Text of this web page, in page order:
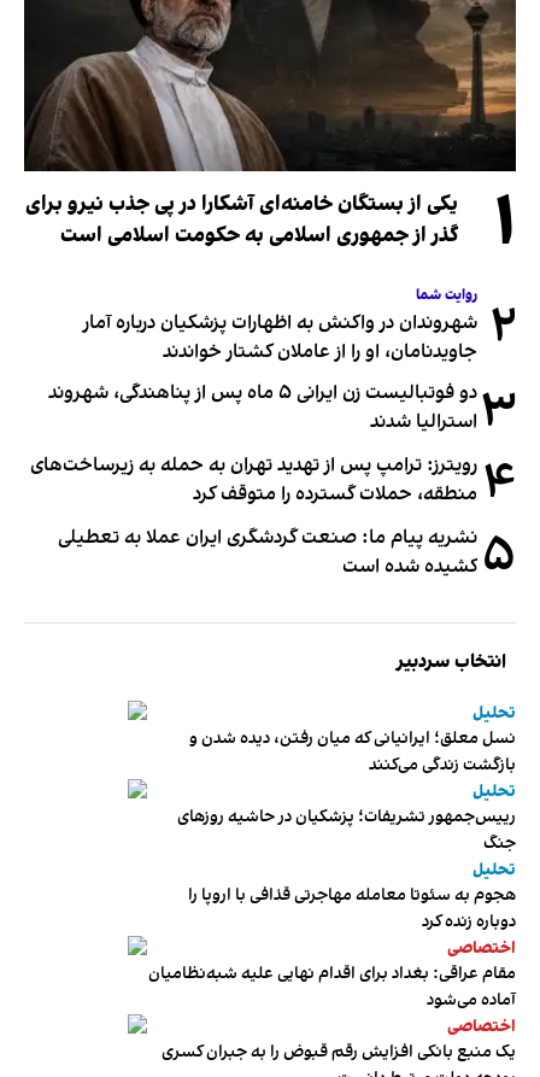
۱
یکی از بستگان خامنه‌ای آشکارا در پی جذب نیرو برای
گذر از جمهوری اسلامی به حکومت اسلامی است
۲ روایت شما
شهروندان در واکنش به اظهارات پزشکیان درباره آمار
جاویدنامان، او را از عاملان کشتار خواندند
۳
دو فوتبالیست زن ایرانی ۵ ماه پس از پناهندگی، شهروند
استرالیا شدند
۴ رویترز: ترامپ پس از تهدید تهران به حمله به زیرساخت‌های
منطقه، حملات گسترده را متوقف کرد
۵ نشریه پیام ما: صنعت گردشگری ایران عملا به تعطیلی
کشیده شده است
انتخاب سردبیر
تحلیل
نسل معلق؛ ایرانیانی که میان رفتن، دیده شدن و
بازگشت زندگی می‌کنند
تحلیل
رییس‌جمهور تشریفات؛ پزشکیان در حاشیه روزهای
جنگ
تحلیل
هجوم به سئوتا معامله مهاجرتی قذافی با اروپا را
دوباره زنده کرد
اختصاصی
مقام عراقی: بغداد برای اقدام نهایی علیه شبه‌نظامیان
آماده می‌شود
اختصاصی
یک منبع بانکی افزایش رقم قبوض را به جبران کسری